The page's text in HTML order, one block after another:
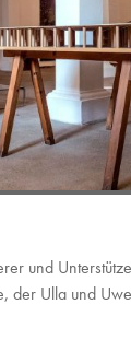
und
der Ulla und